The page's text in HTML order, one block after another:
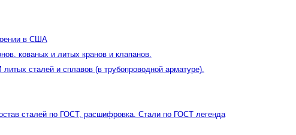
в США
кованых и литых кранов и клапанов.
сталей и сплавов (в трубопроводной арматуре).
сталей по ГОСТ, расшифровка. Стали по ГОСТ легенда